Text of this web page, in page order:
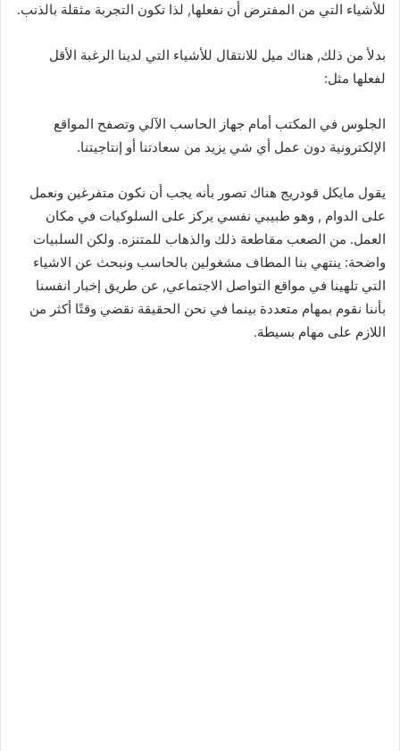
للأشياء التي من المفترض أن نفعلها, لذا تكون التجربة مثقلة بالذنب.
بدلأ من ذلك, هناك ميل للانتقال للأشياء التي لدينا الرغبة الأقل
لفعلها مثل:
الجلوس في المكتب أمام جهاز الحاسب الآلي وتصفح المواقع
الإلكترونية دون عمل أي شي يزيد من سعادتنا أو إنتاجيتنا.
يقول مايكل قودريج هناك تصور بأنه يجب أن نكون متفرغين ونعمل
على الدوام , وهو طبيبي نفسي يركز على السلوكيات في مكان
العمل. من الصعب مقاطعة ذلك والذهاب للمتنزه. ولكن السلبيات
واضحة: ينتهي بنا المطاف مشغولين بالحاسب ونبحث عن الاشياء
التي تلهينا في مواقع التواصل الاجتماعي, عن طريق إخبار انفسنا
بأننا نقوم بمهام متعددة بينما في نحن الحقيقة نقضي وقتًا أكثر من
اللازم على مهام بسيطة.